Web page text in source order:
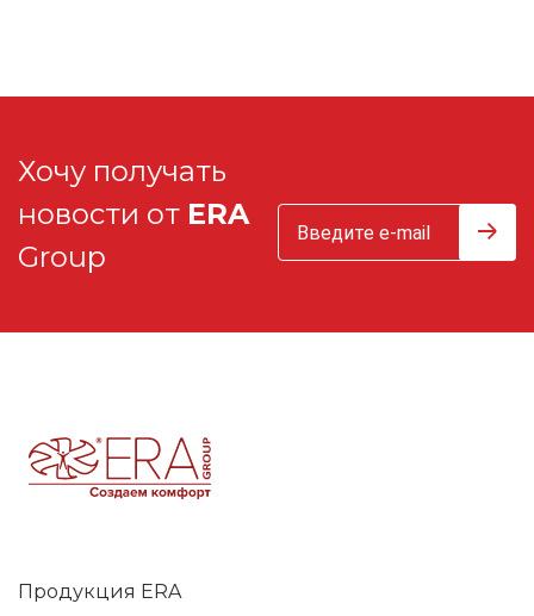
Хочу получать
новости от ERA
Group
Продукция ERA